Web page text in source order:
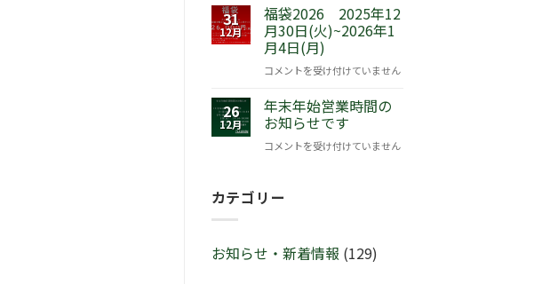
ー
タ
ー
ビ
ッ
ト
™
サ
セ
レ
チ
ャ
ー
ミ
グ
セ
ル
2
月
(土)
31
12月
福袋2026 2025年12
月30日(火)~2026年1
月4日(月)
福
2026
2025
年
30
年
1
コメントを受け付けていません
26
12月
年末年始営業時間の
お知らせです
年
始
時
コメントを受け付けていません
カテゴリー
お知らせ・新着情報 (129)